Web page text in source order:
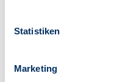
Statistiken
Marketing
Zur Übersicht